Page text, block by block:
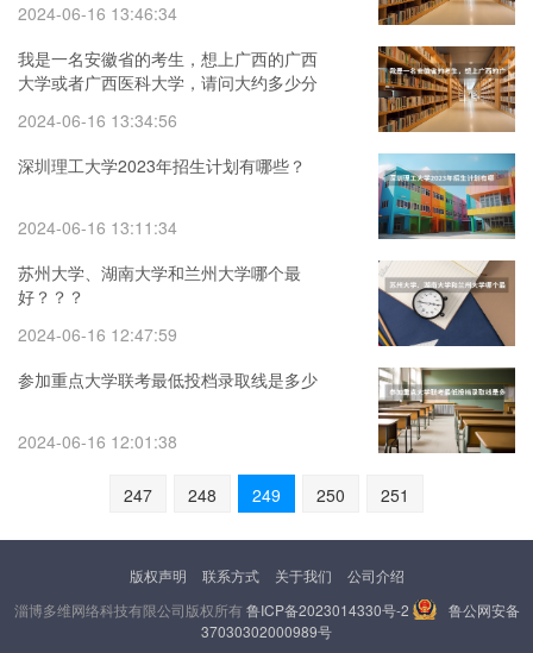
2024-06-16 13:46:34
我是一名安徽省的考生，想上广西的广西
大学或者广西医科大学，请问大约多少分
2024-06-16 13:34:56
深圳理工大学2023年招生计划有哪些？
2024-06-16 13:11:34
苏州大学、湖南大学和兰州大学哪个最
好？？？
2024-06-16 12:47:59
参加重点大学联考最低投档录取线是多少
2024-06-16 12:01:38
247 248 249 250 251
版权声明 联系方式 关于我们
公司介绍
淄博多维网络科技有限公司版权所有鲁ICP备2023014330号-2
鲁公网安备
37030302000989号